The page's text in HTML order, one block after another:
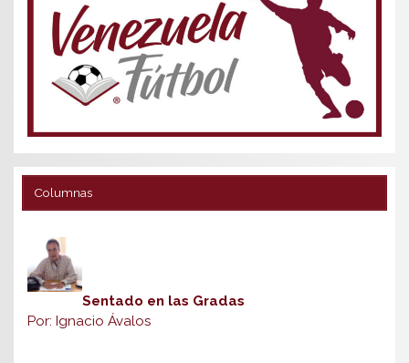
Columnas
Sentado en las Gradas
Por: Ignacio Ávalos